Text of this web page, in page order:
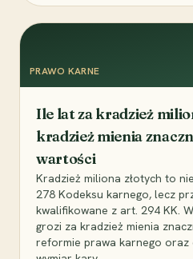
PRAWO KARNE
Ile lat za kradzież
kradzież mienia
wartości
Kradzież miliona złotych to
278 Kodeksu karnego, lecz
kwalifikowane z art. 294 KK.
grozi za kradzież mienia
reformie prawa karnego oraz